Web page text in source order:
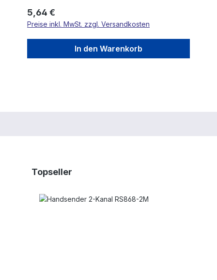
Regulärer Preis:
5,64 €
Preise inkl. MwSt. zzgl. Versandkosten
In den Warenkorb
Produktgalerie überspringen
Topseller